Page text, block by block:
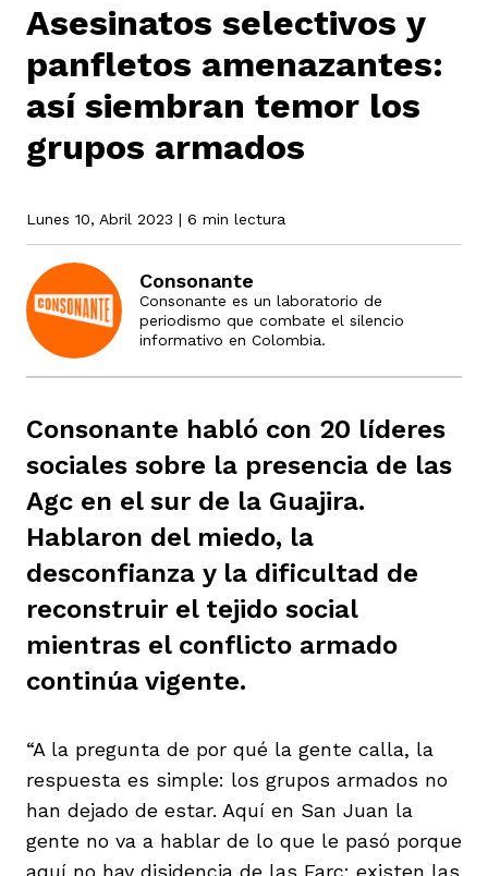
Asesinatos selectivos y
panfletos amenazantes:
así siembran temor los
grupos armados
Lunes 10, Abril 2023 | 6 min lectura
Consonante
Consonante es un laboratorio de
periodismo que combate el silencio
informativo en Colombia.
Consonante habló con 20 líderes
sociales sobre la presencia de las
Agc en el sur de la Guajira.
Hablaron del miedo, la
desconfianza y la dificultad de
reconstruir el tejido social
mientras el conflicto armado
continúa vigente.
“A la pregunta de por qué la gente calla, la
respuesta es simple: los grupos armados no
han dejado de estar. Aquí en San Juan la
gente no va a hablar de lo que le pasó porque
aquí no hay disidencia de las Farc: existen las
de Atrato
armado
2023
país
Codazzi
de Atrato
Baja
Consonante
fórmula
principios
de estilo
equipo
periodistas locales
nuestro contenido